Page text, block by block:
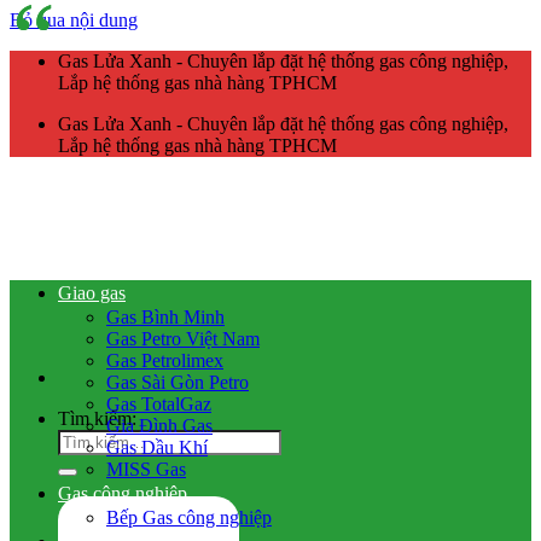
Bỏ qua nội dung
Gas Lửa Xanh - Chuyên lắp đặt hệ thống gas công nghiệp,
Lắp hệ thống gas nhà hàng TPHCM
Gas Lửa Xanh - Chuyên lắp đặt hệ thống gas công nghiệp,
Lắp hệ thống gas nhà hàng TPHCM
Tìm kiếm:
Giao gas
Gas Bình Minh
Gas Petro Việt Nam
Gas Petrolimex
Gas Sài Gòn Petro
Gas TotalGaz
Gia Đình Gas
Gas Dầu Khí
MISS Gas
Gas công nghiệp
Bếp Gas công nghiệp